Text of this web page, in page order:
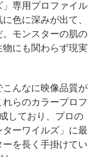
専用プロファイル
色に深みが出て、
モンスターの肌の
にも関わらず現実
んなに映像品質が
らのカラープロフ
しており、プロの
ーワイルズ」に最
を長く手掛けてい